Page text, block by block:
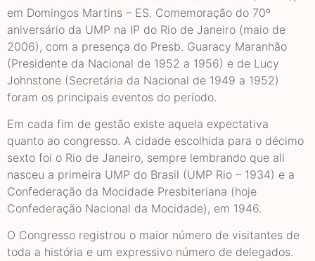
em Domingos Martins – ES. Comemoração do 70º
aniversário da UMP na IP do Rio de Janeiro (maio de
2006), com a presença do Presb. Guaracy Maranhão
(Presidente da Nacional de 1952 a 1956) e de Lucy
Johnstone (Secretária da Nacional de 1949 a 1952)
foram os principais eventos do período.
Em cada fim de gestão existe aquela expectativa
quanto ao congresso. A cidade escolhida para o décimo
sexto foi o Rio de Janeiro, sempre lembrando que ali
nasceu a primeira UMP do Brasil (UMP Rio – 1934) e a
Confederação da Mocidade Presbiteriana (hoje
Confederação Nacional da Mocidade), em 1946.
O Congresso registrou o maior número de visitantes de
toda a história e um expressivo número de delegados.